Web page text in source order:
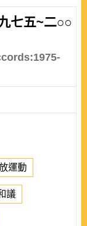
七五~二○○
運動
議